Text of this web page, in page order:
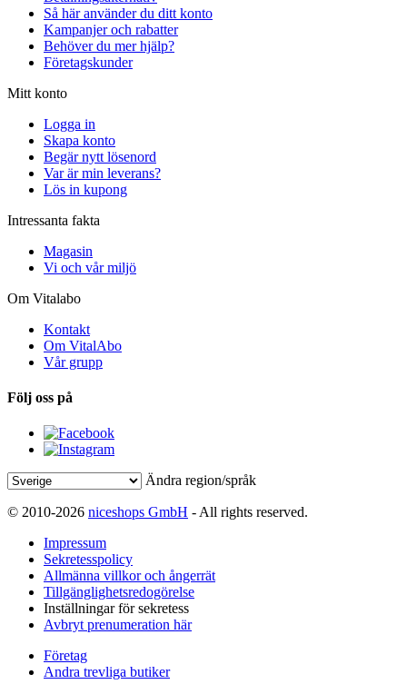
Så här använder du ditt konto
Kampanjer och rabatter
Behöver du mer hjälp?
Företagskunder
Mitt konto
Logga in
Skapa konto
Begär nytt lösenord
Var är min leverans?
Lös in kupong
Intressanta fakta
Magasin
Vi och vår miljö
Om Vitalabo
Kontakt
Om VitalAbo
Vår grupp
Följ oss på
Ändra region/språk
© 2010-2026 niceshops GmbH - All rights reserved.
Impressum
Sekretesspolicy
Allmänna villkor och ångerrät
Tillgänglighetsredogörelse
Inställningar för sekretess
Avbryt prenumeration här
Företag
Andra trevliga butiker